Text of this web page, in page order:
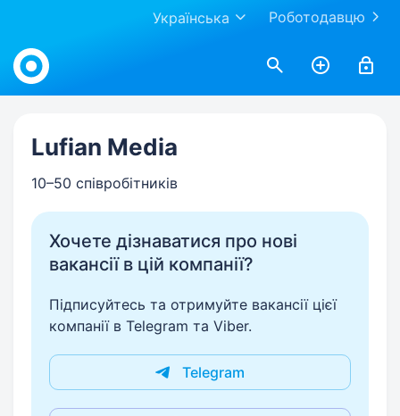
Роботодавцю
Українська
Work.ua
Lufian Media
10–50 співробітників
Хочете дізнаватися про нові
вакансії в цій компанії?
Підписуйтесь та отримуйте вакансії цієї
компанії в Telegram та Viber.
Telegram